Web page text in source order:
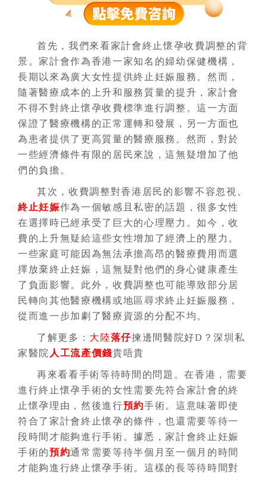
首先，我們來看家計會終止懷孕收費調整的背
景。家計會作為香港一家知名的婦幼保健機構，
長期以來為廣大女性提供終止妊娠服務。然而，
隨著醫療成本的上升和服務質量的提升，家計會
不得不對終止懷孕收費標準進行調整。這一方面
保證了醫療機構的正常運轉和發展，另一方面也
為患者提供了更高質量的醫療服務。然而，對於
一些經濟條件有限的居民來說，這無疑增加了他
們的負擔。
其次，收費調整對香港居民的影響不容忽視。
終止妊娠作為一個敏感且私密的話題，很多女性
在選擇時已經承受了巨大的心理壓力。如今，收
費的上升無疑給這些女性增加了經濟上的壓力。
一些家庭可能因為無法承擔高昂的醫療費用而選
擇放棄終止妊娠，這無疑對他們的身心健康產生
了負面影響。此外，收費調整也可能導致部分居
民轉向其他醫療機構或地區尋求終止妊娠服務，
從而進一步加劇了醫療資源的分配不均。
了解更多： 大陸落仔揀邊間醫院好D？深圳私
家醫院 人工流產價錢貴唔貴
再來看看手術等待時間的問題。在香港，需要
進行終止懷孕手術的女性需要先符合家計會的終
止懷孕理由，然後進行預約手術。這意味著即使
符合了家計會終止懷孕的條件，也還需要等待一
段時間才能夠進行手術。據悉，家計會終止妊娠
手術的預約通常需要等待半個月至一個月的時間
才能夠進行終止懷孕手術。這樣的長等待時間對